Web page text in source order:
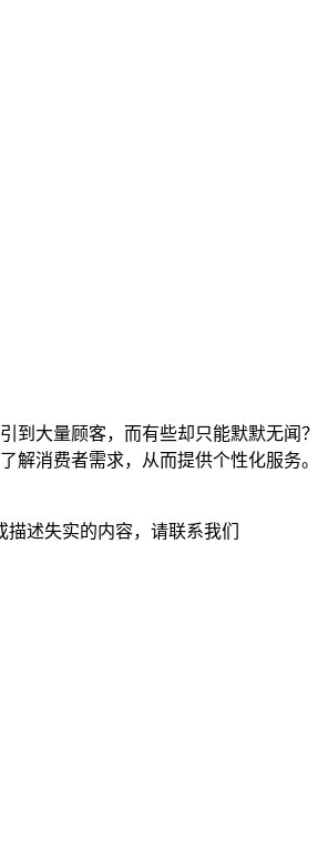
到大量顾客，而有些却只能默默无闻？
解消费者需求，从而提供个性化服务。
述失实的内容，请联系我们